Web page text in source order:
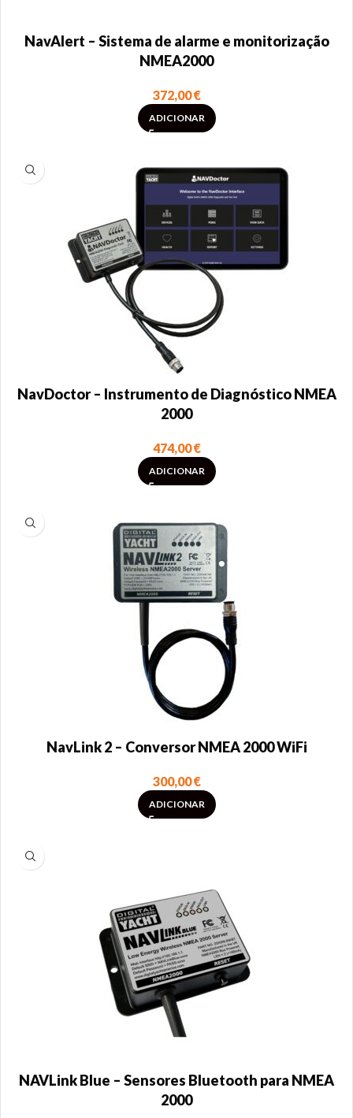
NavAlert – Sistema de alarme e monitorização
NMEA2000
372,00€
ADICIONAR
NavDoctor – Instrumento de Diagnóstico NMEA
2000
474,00€
ADICIONAR
NavLink 2 – Conversor NMEA 2000 WiFi
300,00€
ADICIONAR
NAVLink Blue – Sensores Bluetooth para NMEA
2000